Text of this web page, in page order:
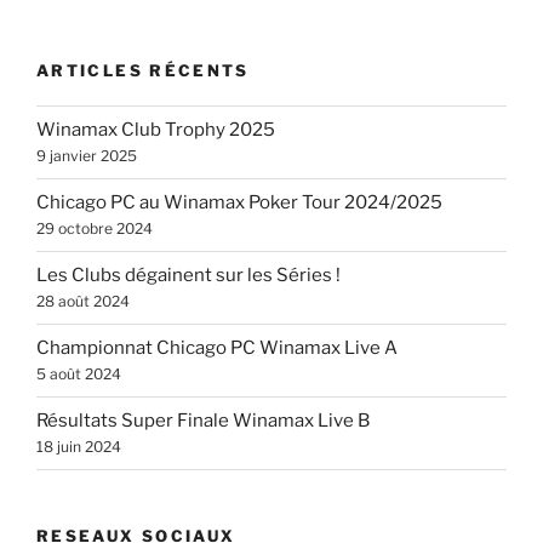
ARTICLES RÉCENTS
Winamax Club Trophy 2025
9 janvier 2025
Chicago PC au Winamax Poker Tour 2024/2025
29 octobre 2024
Les Clubs dégainent sur les Séries !
28 août 2024
Championnat Chicago PC Winamax Live A
5 août 2024
Résultats Super Finale Winamax Live B
18 juin 2024
RESEAUX SOCIAUX